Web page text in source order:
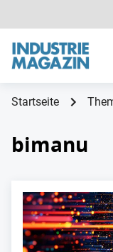
Startseite
bimanu